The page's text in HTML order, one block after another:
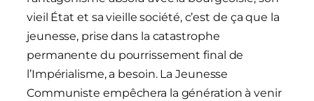
vieil État et sa vieille société, c’est de ça que la
jeunesse, prise dans la catastrophe
permanente du pourrissement final de
l’Impérialisme, a besoin. La Jeunesse
Communiste empêchera la génération à venir